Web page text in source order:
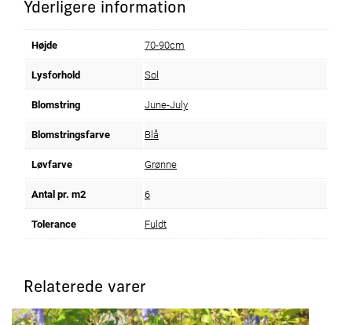
Yderligere information
Højde 70-90cm
Lysforhold Sol
Blomstring June-July
Blomstringsfarve Blå
Løvfarve Grønne
Antal pr. m2 6
Tolerance Fuldt
Relaterede varer